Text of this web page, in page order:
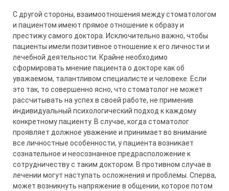
С другой стороны, взаимоотношения между стоматологом
и пациентом имеют прямое отношение к образу и
престижу самого доктора. Исключительно важно, чтобы
пациенты имели позитивное отношение к его личности и
лечебной деятельности. Крайне необходимо
сформировать мнение пациента о докторе как об
уважаемом, талантливом специалисте и человеке. Если
это так, то совершенно ясно, что стоматолог не может
рассчитывать на успех в своей работе, не применив
индивидуальный психологический подход к каждому
конкретному пациенту. В случае, когда стоматолог
проявляет должное уважение и принимает во внимание
все личностные особенности, у пациента возникает
сознательное и неосознанное предрасположение к
сотрудничеству с таким доктором. В противном случае в
лечении могут наступать осложнения и проблемы. Сперва,
может возникнуть напряжение в общении, которое потом